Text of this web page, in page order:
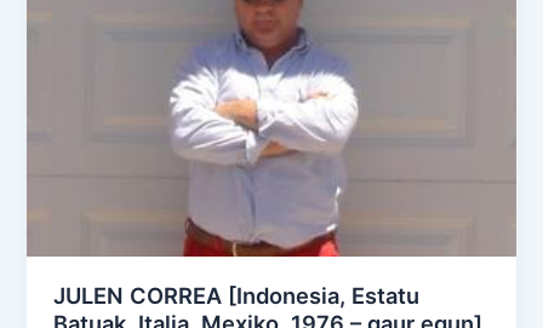
JULEN CORREA [Indonesia, Estatu